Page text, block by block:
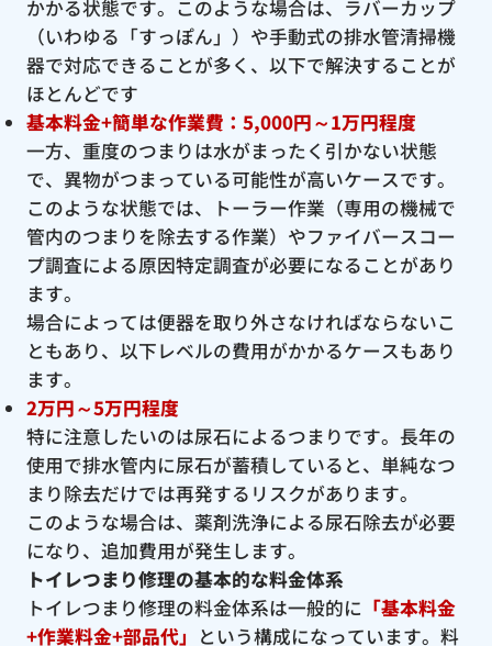
かかる状態です。このような場合は、ラバーカップ
（いわゆる「すっぽん」）や手動式の排水管清掃機
器で対応できることが多く、以下で解決することが
ほとんどです
基本料金+簡単な作業費：5,000円～1万円程度
一方、重度のつまりは水がまったく引かない状態
で、異物がつまっている可能性が高いケースです。
このような状態では、トーラー作業（専用の機械で
管内のつまりを除去する作業）やファイバースコー
プ調査による原因特定調査が必要になることがあり
ます。
場合によっては便器を取り外さなければならないこ
ともあり、以下レベルの費用がかかるケースもあり
ます。
2万円～5万円程度
特に注意したいのは尿石によるつまりです。長年の
使用で排水管内に尿石が蓄積していると、単純なつ
まり除去だけでは再発するリスクがあります。
このような場合は、薬剤洗浄による尿石除去が必要
になり、追加費用が発生します。
トイレつまり修理の基本的な料金体系
トイレつまり修理の料金体系は一般的に 「基本料金
+作業料金+部品代」 という構成になっています。料